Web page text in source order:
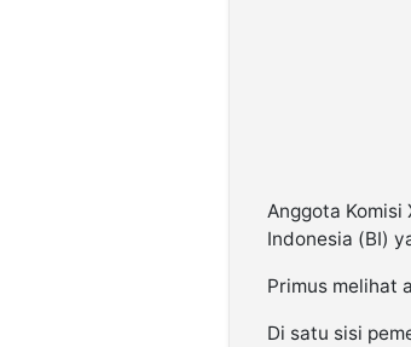
Anggota Komisi
Indonesia (BI)
Primus melihat
Di satu sisi